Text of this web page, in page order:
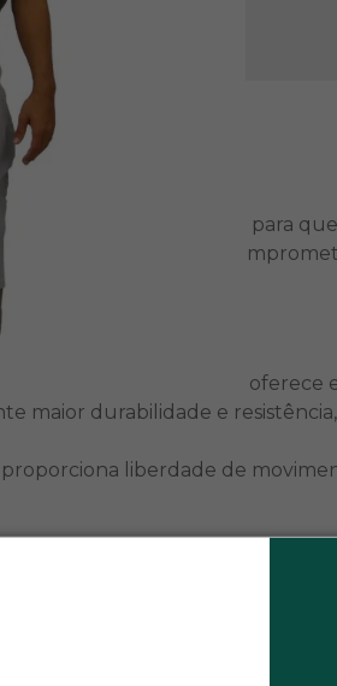
cm, a escolha ideal para
e conforto sem
em raspa, robusto e que
maior durabilidade e
proporciona liberdade de
uma higienização prática e
e outros ambientes que
Raspa sem Emendas